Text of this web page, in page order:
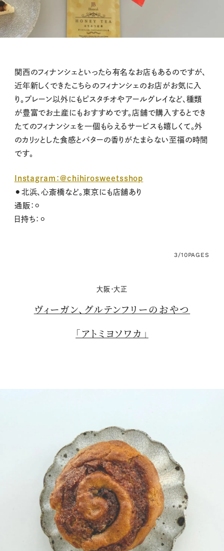
関西のフィナンシェといったら有名なお店もあるのですが、
近年新しくできたこちらのフィナンシェのお店がお気に入
り。プレーン以外にもピスタチオやアールグレイなど、種類
が豊富でお土産にもおすすめです。店舗で購入するとでき
たてのフィナンシェを一個もらえるサービスも嬉しくて。外
のカリッとした食感とバターの香りがたまらない至福の時間
です。
Instagram：@chihirosweetsshop
⚫︎北浜、心斎橋など。東京にも店舗あり
通販：⚪︎
日持ち：⚪︎
3/10PAGES
大阪・大正
ヴィーガン、グルテンフリーのおやつ
「アトミヨソワカ」